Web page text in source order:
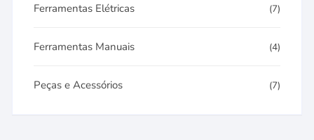
Ferramentas Elétricas (7)
Ferramentas Manuais (4)
Peças e Acessórios (7)